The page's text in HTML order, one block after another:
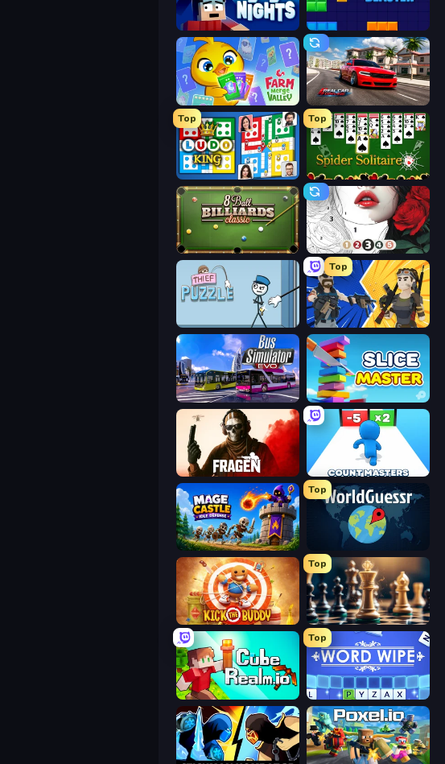
99 Nights (Bloxd.io) Block Blaster
Farm Merge Valley Real Car Driving
Top
Ludo King
Top
Spider Solitaire
8 Ball Billiards Classic Numicolor
Thief Puzzle
Top
BuildNow GG
Bus Simulator: EVO Slice Master
Fragen
Mage Castle Idle Defense
Top
WorldGuessr Free GeoGuessr
Kick the Buddy
Top
Scacchi Gratis
CubeRealm.io
Top
Word Wipe